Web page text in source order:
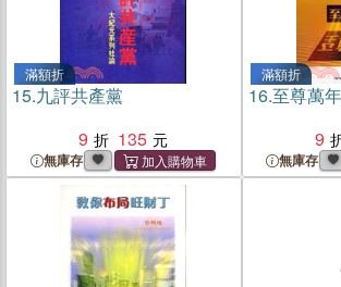
滿額折
15.九評共產黨
9
135
無庫存
滿額折
16.至尊萬
9
無庫存